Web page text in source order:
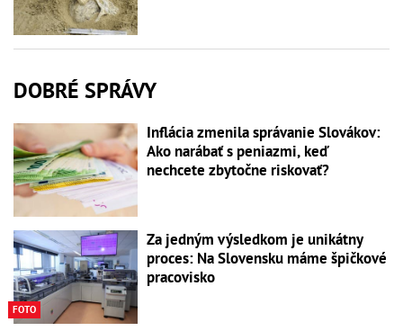
DOBRÉ SPRÁVY
Inflácia zmenila správanie Slovákov:
Ako narábať s peniazmi, keď
nechcete zbytočne riskovať?
FOTO
Za jedným výsledkom je unikátny
proces: Na Slovensku máme špičkové
pracovisko